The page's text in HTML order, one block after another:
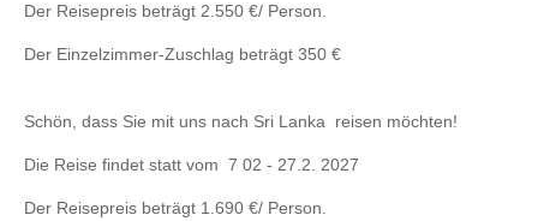
Der Reisepreis beträgt 2.550 €/ Person.
Der Einzelzimmer-Zuschlag beträgt 350 €
Schön, dass Sie mit uns nach Sri Lanka reisen möchten!
Die Reise findet statt vom 7 02 - 27.2. 2027
Der Reisepreis beträgt 1.690 €/ Person.